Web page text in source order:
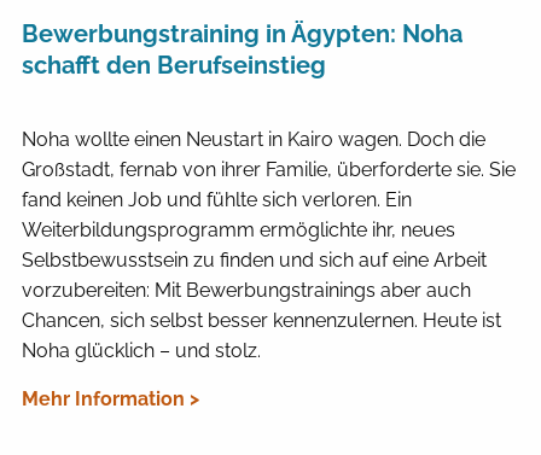
Bewerbungstraining in Ägypten: Noha
schafft den Berufseinstieg
Noha wollte einen Neustart in Kairo wagen. Doch die
Großstadt, fernab von ihrer Familie, überforderte sie. Sie
fand keinen Job und fühlte sich verloren. Ein
Weiterbildungsprogramm ermöglichte ihr, neues
Selbstbewusstsein zu finden und sich auf eine Arbeit
vorzubereiten: Mit Bewerbungstrainings aber auch
Chancen, sich selbst besser kennenzulernen. Heute ist
Noha glücklich – und stolz.
Mehr Information >